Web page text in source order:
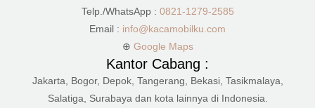
Telp./WhatsApp : 0821-1279-2585
Email : info@kacamobilku.com
⊕ Google Maps
Kantor Cabang :
Jakarta, Bogor, Depok, Tangerang, Bekasi, Tasikmalaya,
Salatiga, Surabaya dan kota lainnya di Indonesia.